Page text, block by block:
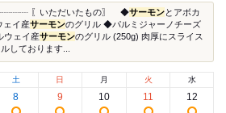
〖いただいたもの〗 ◆サーモンとアボカ
ェイ産サーモンのグリル ◆パルミジャーノチーズ
ウェイ産サーモンのグリル (250g) 肉厚にスライス
しております...
土
8
日
9
月
10
火
11
水
12